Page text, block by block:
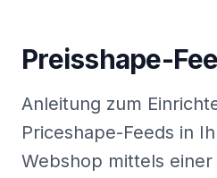
Preisshape-
Anleitung zum
Priceshape-Feeds in
Webshop mittels einer